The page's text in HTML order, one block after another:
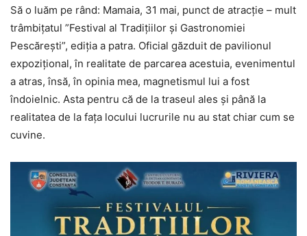
Să o luăm pe rând: Mamaia, 31 mai, punct de atracție – mult
trâmbițatul ”Festival al Tradițiilor și Gastronomiei
Pescărești”, ediția a patra. Oficial găzduit de pavilionul
expozițional, în realitate de parcarea acestuia, evenimentul
a atras, însă, în opinia mea, magnetismul lui a fost
îndoielnic. Asta pentru că de la traseul ales și până la
realitatea de la fața locului lucrurile nu au stat chiar cum se
cuvine.